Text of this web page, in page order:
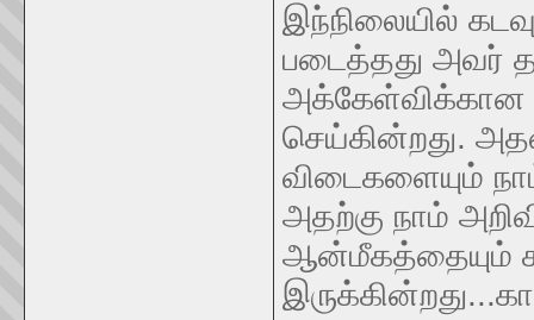
இந்நிலையில்
படைத்தது அவர்
அக்கேள்விக்கான
செய்கின்றது.
விடைகளையும்
அதற்கு நாம்
ஆன்மீகத்தையும்